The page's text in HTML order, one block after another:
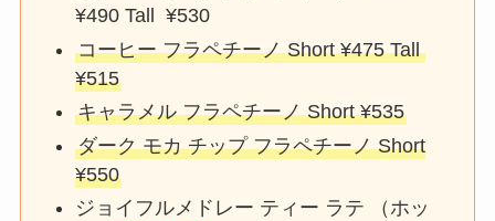
¥490 Tall ¥530
コーヒー フラペチーノ Short ¥475 Tall
¥515
キャラメル フラペチーノ Short ¥535
ダーク モカ チップ フラペチーノ Short
¥550
ジョイフルメドレー ティー ラテ （ホッ